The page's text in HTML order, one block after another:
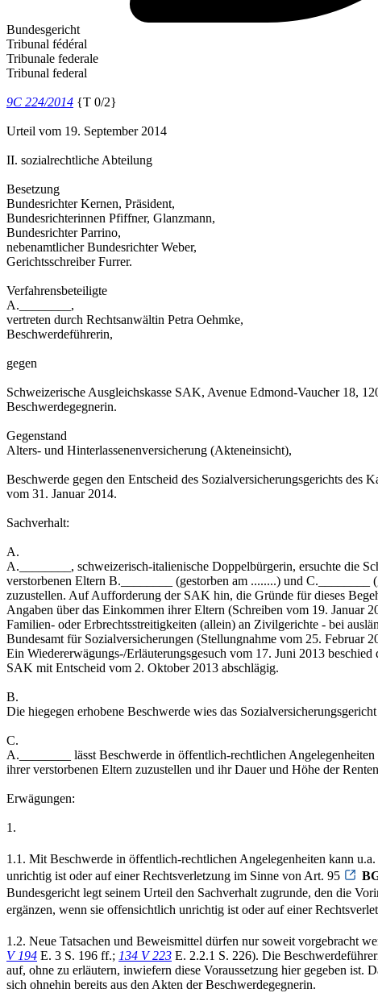
Bundesgericht
Tribunal fédéral
Tribunale federale
Tribunal federal
9C 224/2014 {T 0/2}
Urteil vom 19. September 2014
II. sozialrechtliche Abteilung
Besetzung
Bundesrichter Kernen, Präsident,
Bundesrichterinnen Pfiffner, Glanzmann,
Bundesrichter Parrino,
nebenamtlicher Bundesrichter Weber,
Gerichtsschreiber Furrer.
Verfahrensbeteiligte
A.________,
vertreten durch Rechtsanwältin Petra Oehmke,
Beschwerdeführerin,
gegen
Schweizerische Ausgleichskasse SAK, Avenue Edmond-Vaucher 18,
Beschwerdegegnerin.
Gegenstand
Alters- und Hinterlassenenversicherung (Akteneinsicht),
Beschwerde gegen den Entscheid des Sozialversicherungsgerichts des
vom 31. Januar 2014.
Sachverhalt:
A.
A.________, schweizerisch-italienische Doppelbürgerin, ersuchte die
verstorbenen Eltern B.________ (gestorben am ........) und
zuzustellen. Auf Aufforderung der SAK hin, die Gründe für dieses
Angaben über das Einkommen ihrer Eltern (Schreiben vom 19.
Familien- oder Erbrechtsstreitigkeiten (allein) an Zivilgerichte - bei
Bundesamt für Sozialversicherungen (Stellungnahme vom 25. Februar
Ein Wiedererwägungs-/Erläuterungsgesuch vom 17. Juni 2013 beschied
SAK mit Entscheid vom 2. Oktober 2013 abschlägig.
B.
Die hiegegen erhobene Beschwerde wies das
C.
A.________ lässt Beschwerde in öffentlich-rechtlichen
ihrer verstorbenen Eltern zuzustellen und ihr Dauer und Höhe der
Erwägungen:
1.
1.1. Mit Beschwerde in öffentlich-rechtlichen Angelegenheiten kann
unrichtig ist oder auf einer Rechtsverletzung im Sinne von Art. 95
Bundesgericht legt seinem Urteil den Sachverhalt zugrunde, den die
ergänzen, wenn sie offensichtlich unrichtig ist oder auf einer
1.2. Neue Tatsachen und Beweismittel dürfen nur soweit vorgebracht
V 194 E. 3 S. 196 ff.; 134 V 223 E. 2.2.1 S. 226). Die
auf, ohne zu erläutern, inwiefern diese Voraussetzung hier gegeben ist.
sich ohnehin bereits aus den Akten der Beschwerdegegnerin.